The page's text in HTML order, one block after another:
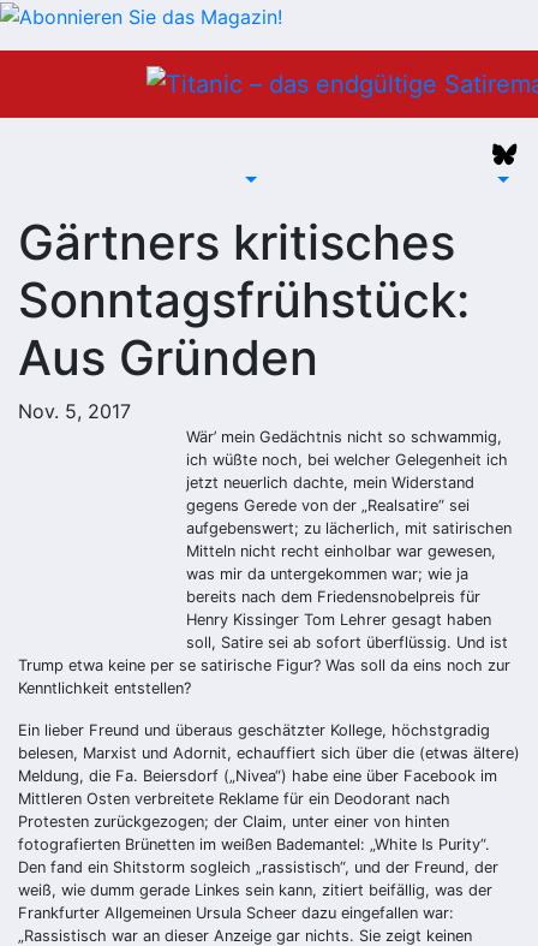
Gärtners kritisches
Sonntagsfrühstück:
Aus Gründen
Nov. 5, 2017
Wär’ mein Gedächtnis nicht so schwammig,
ich wüßte noch, bei welcher Gelegenheit ich
jetzt neuerlich dachte, mein Widerstand
gegens Gerede von der „Realsatire“ sei
aufgebenswert; zu lächerlich, mit satirischen
Mitteln nicht recht einholbar war gewesen,
was mir da untergekommen war; wie ja
bereits nach dem Friedensnobelpreis für
Henry Kissinger Tom Lehrer gesagt haben
soll, Satire sei ab sofort überflüssig. Und ist
Trump etwa keine per se satirische Figur? Was soll da eins noch zur
Kenntlichkeit entstellen?
Ein lieber Freund und überaus geschätzter Kollege, höchstgradig
belesen, Marxist und Adornit, echauffiert sich über die (etwas ältere)
Meldung, die Fa. Beiersdorf („Nivea“) habe eine über Facebook im
Mittleren Osten verbreitete Reklame für ein Deodorant nach
Protesten zurückgezogen; der Claim, unter einer von hinten
fotografierten Brünetten im weißen Bademantel: „White Is Purity“.
Den fand ein Shitstorm sogleich „rassistisch“, und der Freund, der
weiß, wie dumm gerade Linkes sein kann, zitiert beifällig, was der
Frankfurter Allgemeinen Ursula Scheer dazu eingefallen war:
„Rassistisch war an dieser Anzeige gar nichts. Sie zeigt keinen